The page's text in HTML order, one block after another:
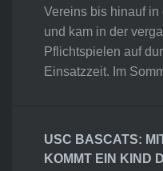
Vereins bis hinauf
und kam in der
Pflichtspielen auf
Einsatzzeit. Im
USC BASCATS:
KOMMT EIN KIND